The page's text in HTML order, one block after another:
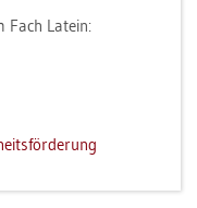
Fach La­tein: